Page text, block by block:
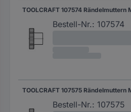
TOOLCRAFT 107574 Rändelmuttern
Bestell-Nr.: 107574
TOOLCRAFT 107575 Rändelmuttern
Bestell-Nr.: 107575